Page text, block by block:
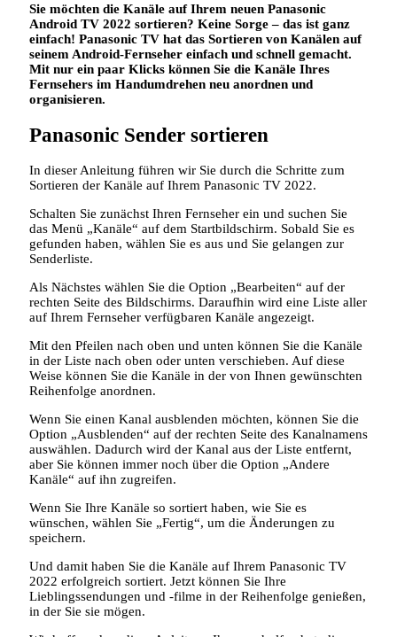
Sie möchten die Kanäle auf Ihrem neuen Panasonic
Android TV 2022 sortieren? Keine Sorge – das ist ganz
einfach! Panasonic TV hat das Sortieren von Kanälen auf
seinem Android-Fernseher einfach und schnell gemacht.
Mit nur ein paar Klicks können Sie die Kanäle Ihres
Fernsehers im Handumdrehen neu anordnen und
organisieren.
Panasonic Sender sortieren
In dieser Anleitung führen wir Sie durch die Schritte zum
Sortieren der Kanäle auf Ihrem Panasonic TV 2022.
Schalten Sie zunächst Ihren Fernseher ein und suchen Sie
das Menü „Kanäle“ auf dem Startbildschirm. Sobald Sie es
gefunden haben, wählen Sie es aus und Sie gelangen zur
Senderliste.
Als Nächstes wählen Sie die Option „Bearbeiten“ auf der
rechten Seite des Bildschirms. Daraufhin wird eine Liste aller
auf Ihrem Fernseher verfügbaren Kanäle angezeigt.
Mit den Pfeilen nach oben und unten können Sie die Kanäle
in der Liste nach oben oder unten verschieben. Auf diese
Weise können Sie die Kanäle in der von Ihnen gewünschten
Reihenfolge anordnen.
Wenn Sie einen Kanal ausblenden möchten, können Sie die
Option „Ausblenden“ auf der rechten Seite des Kanalnamens
auswählen. Dadurch wird der Kanal aus der Liste entfernt,
aber Sie können immer noch über die Option „Andere
Kanäle“ auf ihn zugreifen.
Wenn Sie Ihre Kanäle so sortiert haben, wie Sie es
wünschen, wählen Sie „Fertig“, um die Änderungen zu
speichern.
Und damit haben Sie die Kanäle auf Ihrem Panasonic TV
2022 erfolgreich sortiert. Jetzt können Sie Ihre
Lieblingssendungen und -filme in der Reihenfolge genießen,
in der Sie sie mögen.